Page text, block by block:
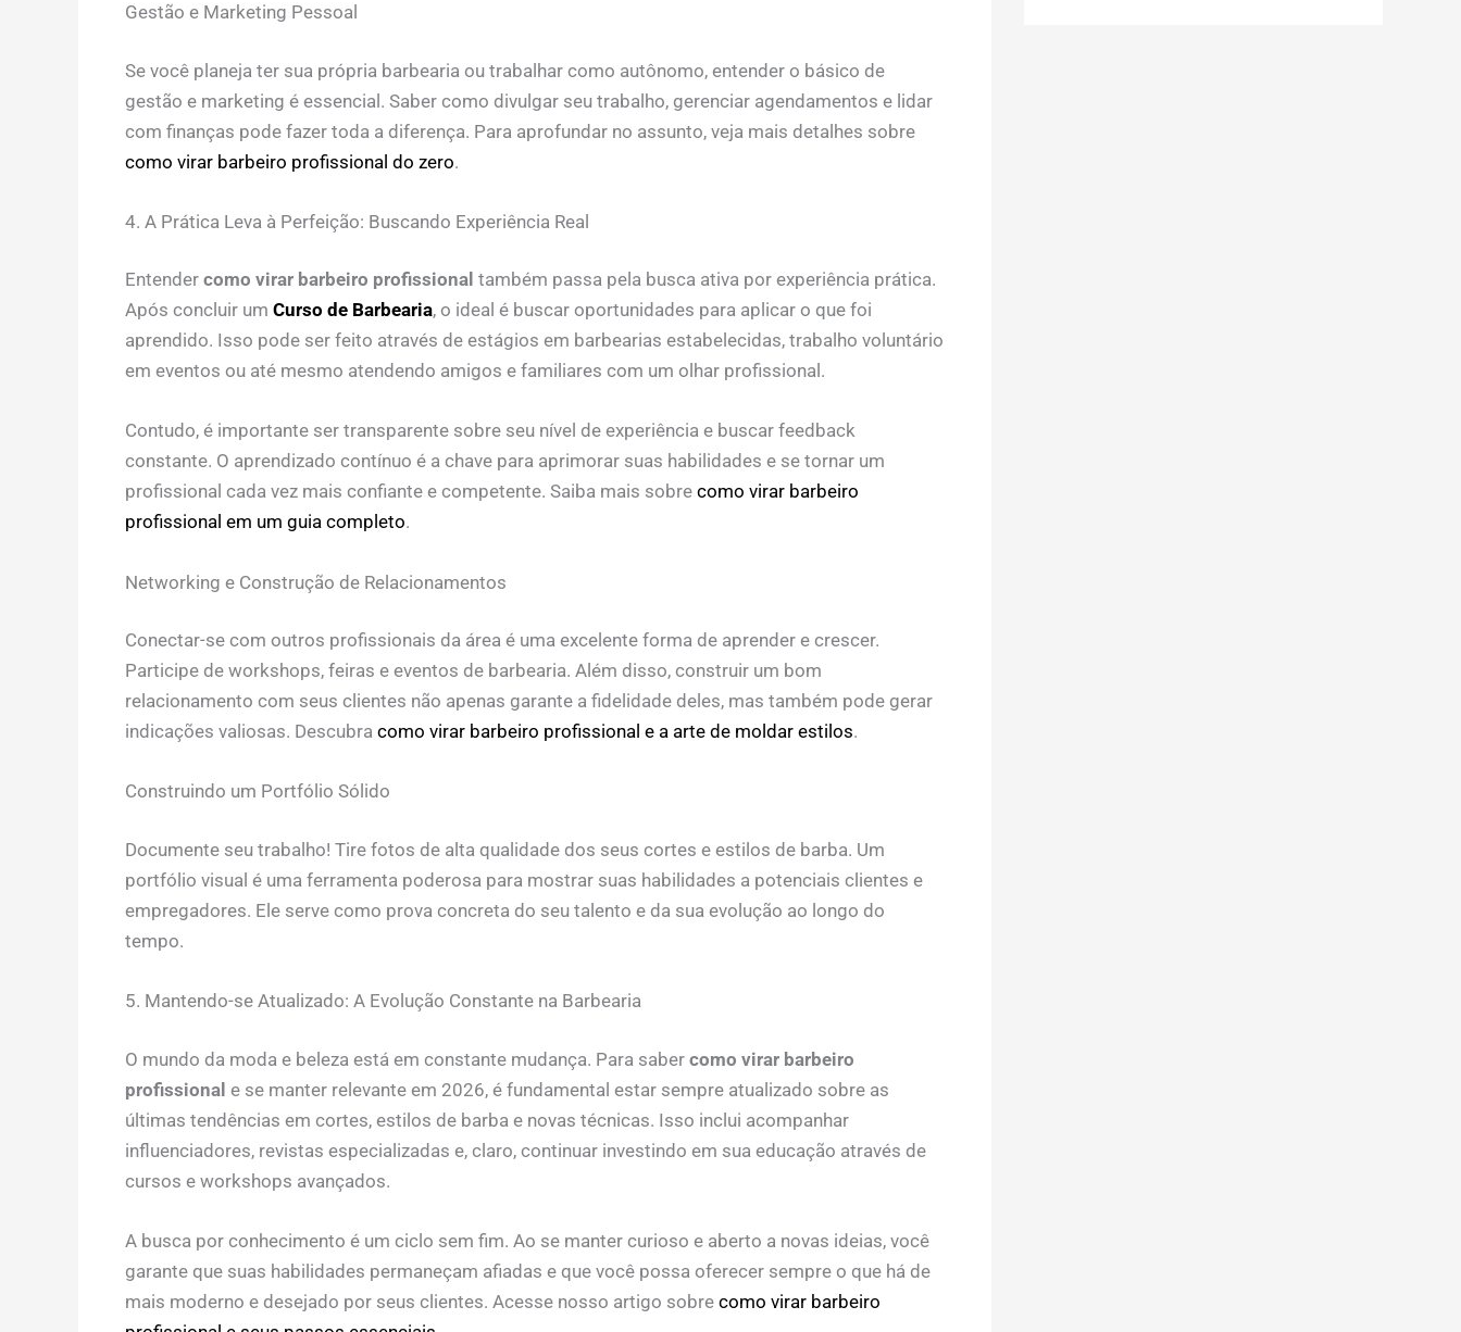
Gestão e Marketing Pessoal
Se você planeja ter sua própria barbearia ou trabalhar como autônomo, entender o básico de
gestão e marketing é essencial. Saber como divulgar seu trabalho, gerenciar agendamentos e lidar
com finanças pode fazer toda a diferença. Para aprofundar no assunto, veja mais detalhes sobre
como virar barbeiro profissional do zero.
4. A Prática Leva à Perfeição: Buscando Experiência Real
Entender como virar barbeiro profissional também passa pela busca ativa por experiência prática.
Após concluir um Curso de Barbearia, o ideal é buscar oportunidades para aplicar o que foi
aprendido. Isso pode ser feito através de estágios em barbearias estabelecidas, trabalho voluntário
em eventos ou até mesmo atendendo amigos e familiares com um olhar profissional.
Contudo, é importante ser transparente sobre seu nível de experiência e buscar feedback
constante. O aprendizado contínuo é a chave para aprimorar suas habilidades e se tornar um
profissional cada vez mais confiante e competente. Saiba mais sobre como virar barbeiro
profissional em um guia completo.
Networking e Construção de Relacionamentos
Conectar-se com outros profissionais da área é uma excelente forma de aprender e crescer.
Participe de workshops, feiras e eventos de barbearia. Além disso, construir um bom
relacionamento com seus clientes não apenas garante a fidelidade deles, mas também pode gerar
indicações valiosas. Descubra como virar barbeiro profissional e a arte de moldar estilos.
Construindo um Portfólio Sólido
Documente seu trabalho! Tire fotos de alta qualidade dos seus cortes e estilos de barba. Um
portfólio visual é uma ferramenta poderosa para mostrar suas habilidades a potenciais clientes e
empregadores. Ele serve como prova concreta do seu talento e da sua evolução ao longo do
tempo.
5. Mantendo-se Atualizado: A Evolução Constante na Barbearia
O mundo da moda e beleza está em constante mudança. Para saber como virar barbeiro
profissional e se manter relevante em 2026, é fundamental estar sempre atualizado sobre as
últimas tendências em cortes, estilos de barba e novas técnicas. Isso inclui acompanhar
influenciadores, revistas especializadas e, claro, continuar investindo em sua educação através de
cursos e workshops avançados.
A busca por conhecimento é um ciclo sem fim. Ao se manter curioso e aberto a novas ideias, você
garante que suas habilidades permaneçam afiadas e que você possa oferecer sempre o que há de
mais moderno e desejado por seus clientes. Acesse nosso artigo sobre como virar barbeiro